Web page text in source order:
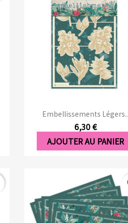
Embellissements
6,30 €
AJOUTER AU PANIER
Aperçu rapide